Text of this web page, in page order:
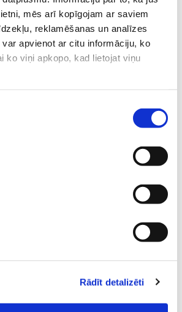
mēs arī kopīgojam ar saviem
reklamēšanas un analīzes
apvienot ar citu informāciju, ko
ko viņi apkopo, kad lietojat viņu
Rādīt detalizēti